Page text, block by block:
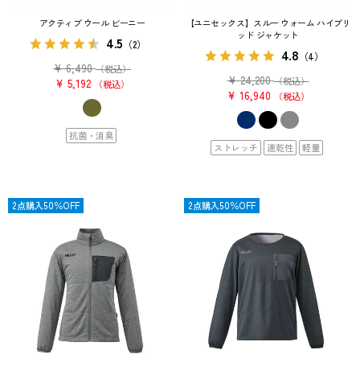
アクティブ ウール ビーニー
4.5 （2）
¥ 6,490 （税込）
¥ 5,192 税込
抗菌・消臭
【ユニセックス】スルー ウォーム ハイブリ
ッド ジャケット
4.8 （4）
¥ 24,200 （税込）
¥ 16,940 税込
ストレッチ 速乾性 軽量
OUTLET
2点購入50％OFF OUTLET
2点購入50％OFF